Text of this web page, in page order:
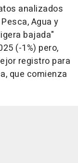
analizados
Agua y
bajada"
(-1%) pero,
registro para
que comienza